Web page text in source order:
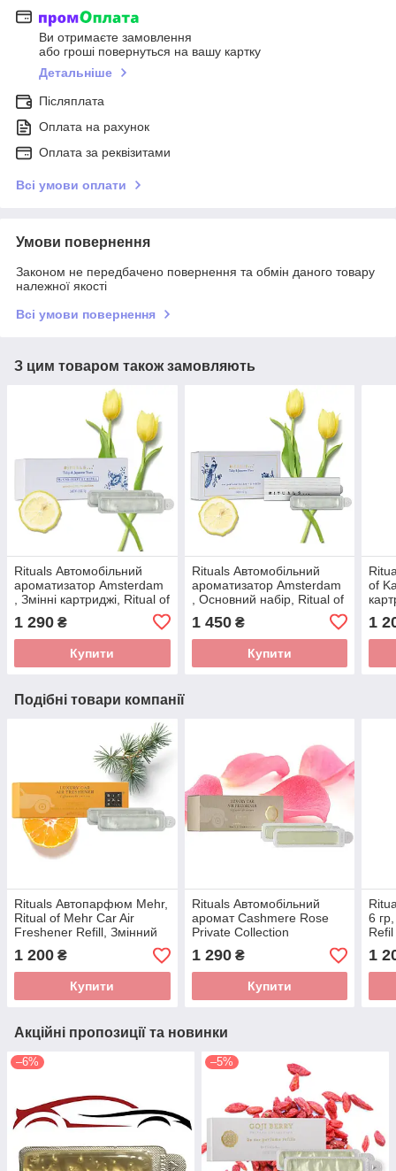
Ви отримаєте замовлення
або гроші повернуться на вашу картку
Детальніше
Післяплата
Оплата на рахунок
Оплата за реквізитами
Всі умови оплати
Умови повернення
Законом не передбачено повернення та обмін даного товару
належної якості
Всі умови повернення
З цим товаром також замовляють
Rituals Автомобільний
ароматизатор Amsterdam
, Змінні картриджі, Ritual of
Amsterdam Car Perfume,
Нідерланди
1 290 ₴
Купити
Rituals Автомобільний
ароматизатор Amsterdam
, Основний набір, Ritual of
Amsterdam Car Perfume,
Нідерланди
1 450₴
Купити
of
1
Подібні товари компанії
Rituals Автопарфюм Mehr,
Ritual of Mehr Car Air
Freshener Refill, Змінний
картридж, Нідерланди,
2шт 6 г
1 200 ₴
Купити
Rituals Автомобільний
аромат Cashmere Rose
Private Collection
Cashmere Rose Car Air
Freshener Refill Змінний
картридж Нідерланди
1 290₴
Купити
6
Car
1
Акційні пропозиції та новинки
–6% –5%